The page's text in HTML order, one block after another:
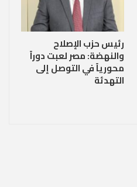
رئيس حزب الإصلاح
والنهضة: مصر لعبت دوراً
محورياً في التوصل إلى
التهدئة